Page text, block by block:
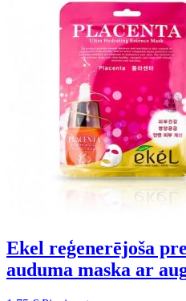
Ekel reģenerējoša
auduma maska ar